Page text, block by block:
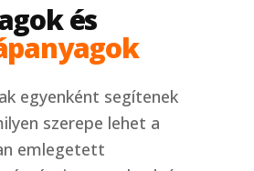
és
egyenként segítenek
szerepe lehet a
emlegetett